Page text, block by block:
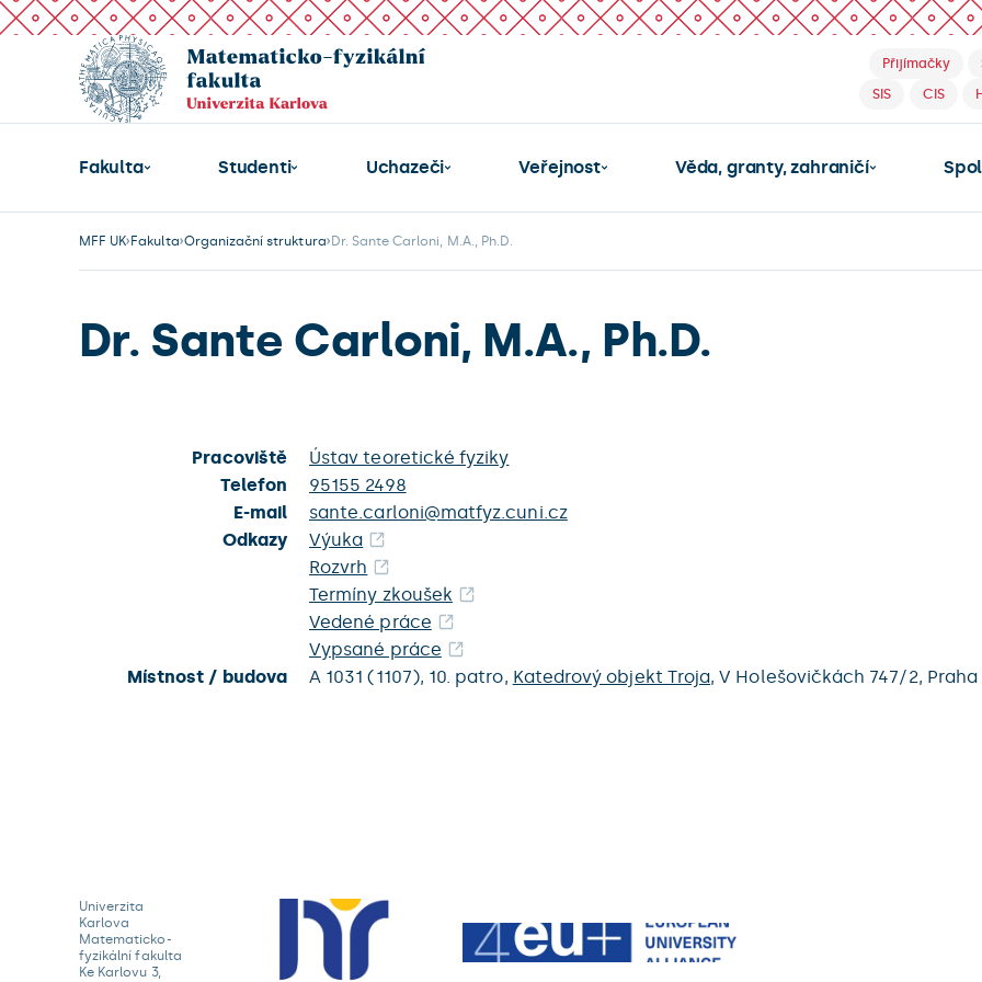
Přijímačky
SIS
CIS
Fakulta Studenti Uchazeči Veřejnost Věda, granty, zahraničí
MFF UK Fakulta Organizační struktura Dr. Sante Carloni, M.A., Ph.D.
Dr. Sante Carloni, M.A., Ph.D.
Pracoviště
Ústav teoretické fyziky
Telefon
95155 2498
E-mail
sante.carloni@matfyz.cuni.cz
Odkazy
Výuka
Rozvrh
Termíny zkoušek
Vedené práce
Vypsané práce
Místnost / budova
A 1031 (1107), 10. patro, Katedrový objekt Troja,V Holešovičkách 747/2, Praha
Univerzita
Karlova
Matematicko-
fyzikální fakulta
Ke Karlovu 3,